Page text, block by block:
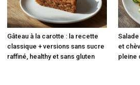
Gâteau à la carotte : la recette
classique + versions sans sucre
raffiné, healthy et sans gluten
et
pleine